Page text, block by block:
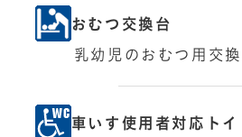
おむつ交換台
乳幼児のおむつ用交
車いす使用者対応トイ